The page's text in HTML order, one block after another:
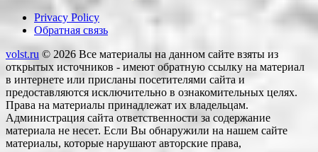
Privacy Policy
Обратная связь
volst.ru © 2026 Все материалы на данном сайте взяты из
открытых источников - имеют обратную ссылку на материал
в интернете или присланы посетителями сайта и
предоставляются исключительно в ознакомительных целях.
Права на материалы принадлежат их владельцам.
Администрация сайта ответственности за содержание
материала не несет. Если Вы обнаружили на нашем сайте
материалы, которые нарушают авторские права,